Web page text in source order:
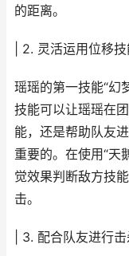
的距离。
| 2. 灵活运用位移
瑶瑶的第一技能“幻
技能可以让瑶瑶在
能，还是帮助队友
重要的。在使用“天
觉效果判断敌方技
击。
| 3. 配合队友进行击